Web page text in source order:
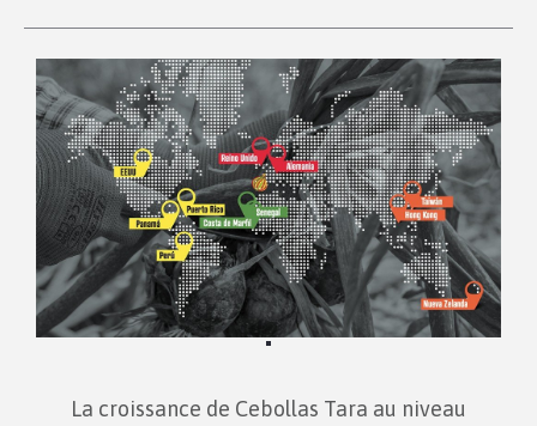
La croissance de Cebollas Tara au niveau